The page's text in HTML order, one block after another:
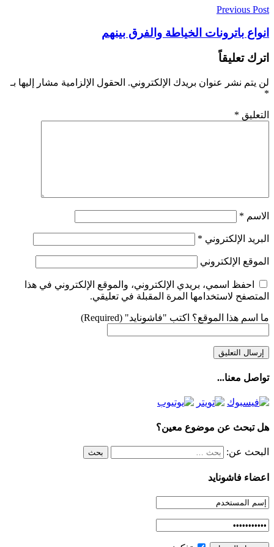
Previous Post
انواع باترونات الخياطة والفرق بينهم
اترك تعليقاً
لن يتم نشر عنوان بريدك الإلكتروني. الحقول الإلزامية مشار إليها بـ
*
التعليق *
الاسم *
البريد الإلكتروني *
الموقع الإلكتروني
احفظ اسمي، بريدي الإلكتروني، والموقع الإلكتروني في هذا
المتصفح لاستخدامها المرة المقبلة في تعليقي.
ما اسم هذا الموقع؟ اكتب "فاشونايد" (Required)
تواصل معنا...
هل تبحث عن موضوع معين؟
البحث عن:
اعضاء فاشونايد